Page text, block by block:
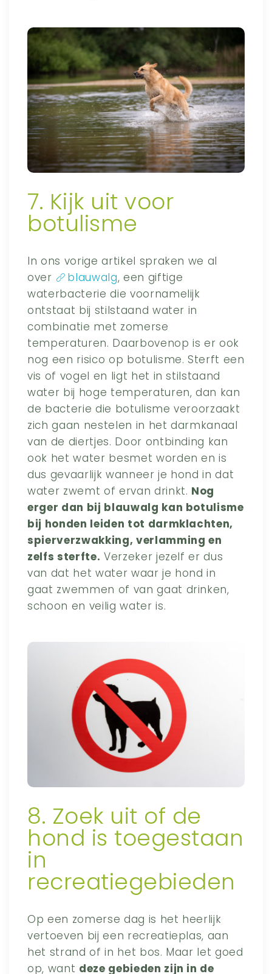
7. Kijk uit voor
botulisme
In ons vorige artikel spraken we al
over
blauwalg, een giftige
waterbacterie die voornamelijk
ontstaat bij stilstaand water in
combinatie met zomerse
temperaturen. Daarbovenop is er ook
nog een risico op botulisme. Sterft een
vis of vogel en ligt het in stilstaand
water bij hoge temperaturen, dan kan
de bacterie die botulisme veroorzaakt
zich gaan nestelen in het darmkanaal
van de diertjes. Door ontbinding kan
ook het water besmet worden en is
dus gevaarlijk wanneer je hond in dat
water zwemt of ervan drinkt. Nog
erger dan bij blauwalg kan botulisme
bij honden leiden tot darmklachten,
spierverzwakking, verlamming en
zelfs sterfte. Verzeker jezelf er dus
van dat het water waar je hond in
gaat zwemmen of van gaat drinken,
schoon en veilig water is.
8. Zoek uit of de
hond is toegestaan
in
recreatiegebieden
Op een zomerse dag is het heerlijk
vertoeven bij een recreatieplas, aan
het strand of in het bos. Maar let goed
op, want deze gebieden zijn in de